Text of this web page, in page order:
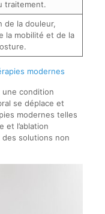
traitement.
de la douleur,
la mobilité et de la
modernes
une condition
se déplace et
modernes telles
et l’ablation
solutions non